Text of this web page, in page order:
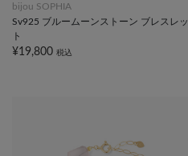
bijou SOPHIA
Sv925 ブルームーンストーン ブレスレッ
ト
¥19,800 税込